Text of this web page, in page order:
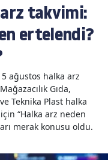
takvimi:
ertelendi?
ağustos halka arz
Gıda,
Teknika Plast halka
“Halka arz neden
merak konusu oldu.